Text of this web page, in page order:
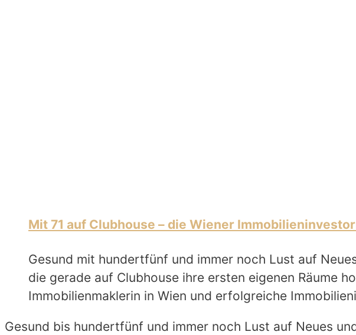
Mit 71 auf Clubhouse – die Wiener
Gesund mit hundertfünf und immer noch Lust auf
die gerade auf Clubhouse ihre ersten eigenen Räume
Immobilienmaklerin in Wien und erfolgreiche
Gesund bis hundertfünf und immer noch Lust auf Neues